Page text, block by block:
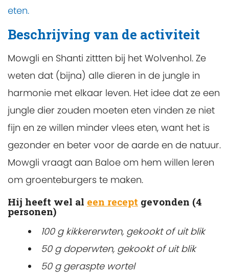
eten.
Beschrijving van de activiteit
Mowgli en Shanti zittten bij het Wolvenhol. Ze
weten dat (bijna) alle dieren in de jungle in
harmonie met elkaar leven. Het idee dat ze een
jungle dier zouden moeten eten vinden ze niet
fijn en ze willen minder vlees eten, want het is
gezonder en beter voor de aarde en de natuur.
Mowgli vraagt aan Baloe om hem willen leren
om groenteburgers te maken.
Hij heeft wel al een recept gevonden (4
personen)
100 g kikkererwten, gekookt of uit blik
50 g doperwten, gekookt of uit blik
50 g geraspte wortel